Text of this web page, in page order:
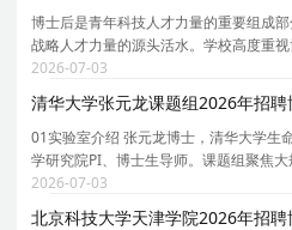
博士后是青年科技人才力量的重要组成
战略人才力量的源头活水。学校高度重
建设纳入学校师资队伍建设工作全局中
持续推动博士后队伍规模倍增、质量倍增
2026-07-03
清华大学张元龙课题组2026年招聘
01实验室介绍 张元龙博士，清华大学生
学研究院PI、博士生导师。课题组聚焦
与计算方法，研究方向涵盖：台式/头戴
活动计算建模与群体解码。课题组依托生
2026-07-03
北京科技大学天津学院2026年招